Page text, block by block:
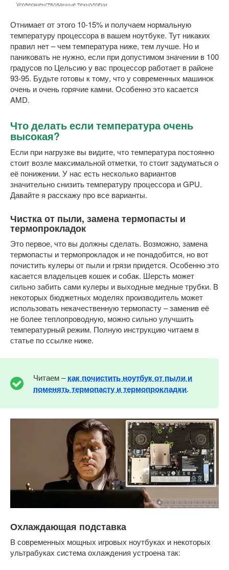
Отнимает от этого 10-15% и получаем нормальную
температуру процессора в вашем ноутбуке. Тут никаких
правил нет – чем температура ниже, тем лучше. Но и
паниковать не нужно, если при допустимом значении в 100
градусов по Цельсию у вас процессор работает в районе
93-95. Будьте готовы к тому, что у современных машинок
очень и очень горячие камни. Особенно это касается
AMD.
Что делать если температура очень
высокая?
Если при нагрузке вы видите, что температура постоянно
стоит возле максимальной отметки, то стоит задуматься о
её понижении. У нас есть несколько вариантов
значительно снизить температуру процессора и GPU.
Давайте я расскажу про все варианты.
Чистка от пыли, замена термопасты и
термопрокладок
Это первое, что вы должны сделать. Возможно, замена
термопасты и термопрокладок и не понадобится, но вот
почистить кулеры от пыли и грязи придется. Особенно это
касается владельцев кошек и собак. Шерсть может
сильно забить сами кулеры и выходные медные трубки. В
некоторых бюджетных моделях производитель может
использовать некачественную термопасту – заменив её
не более теплопроводную, можно сильно улучшить
температурный режим. Полную инструкцию читаем в
статье по ссылке ниже.
Читаем –как почистить ноутбук от пыли и
поменять термопасту и термопрокладки.
Охлаждающая подставка
В современных мощных игровых ноутбуках и некоторых
ультрабуках система охлаждения устроена так: